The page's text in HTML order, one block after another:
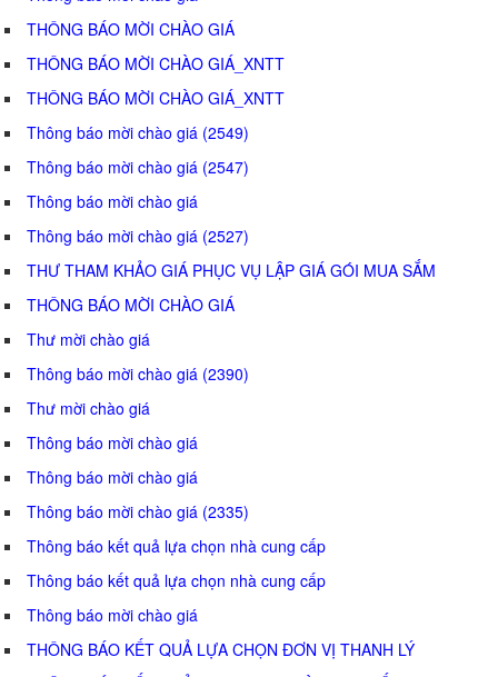
THÔNG BÁO MỜI CHÀO GIÁ
THÔNG BÁO MỜI CHÀO GIÁ_XNTT
THÔNG BÁO MỜI CHÀO GIÁ_XNTT
Thông báo mời chào giá (2549)
Thông báo mời chào giá (2547)
Thông báo mời chào giá
Thông báo mời chào giá (2527)
THƯ THAM KHẢO GIÁ PHỤC VỤ LẬP GIÁ GÓI MUA SẮM
THÔNG BÁO MỜI CHÀO GIÁ
Thư mời chào giá
Thông báo mời chào giá (2390)
Thư mời chào giá
Thông báo mời chào giá
Thông báo mời chào giá
Thông báo mời chào giá (2335)
Thông báo kết quả lựa chọn nhà cung cấp
Thông báo kết quả lựa chọn nhà cung cấp
Thông báo mời chào giá
THÔNG BÁO KẾT QUẢ LỰA CHỌN ĐƠN VỊ THANH LÝ